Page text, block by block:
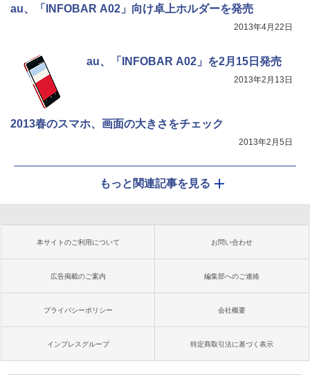
au、「INFOBAR A02」向け卓上ホルダーを発売
2013年4月22日
au、「INFOBAR A02」を2月15日発売
2013年2月13日
2013春のスマホ、画面の大きさをチェック
2013年2月5日
もっと関連記事を見る
本サイトのご利用について お問い合わせ
広告掲載のご案内 編集部へのご連絡
プライバシーポリシー 会社概要
インプレスグループ 特定商取引法に基づく表示